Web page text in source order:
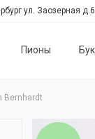
Пионы
ул. Заозерная
Bernhardt